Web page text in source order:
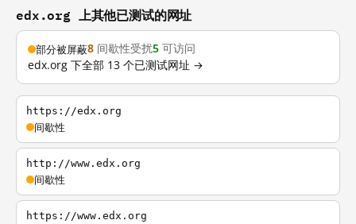
edx.org 上其他已测试的网址
部分被屏蔽8 间歇性受扰5 可访问
edx.org 下全部 13 个已测试网址 →
https://edx.org
间歇性
http://www.edx.org
间歇性
https://www.edx.org